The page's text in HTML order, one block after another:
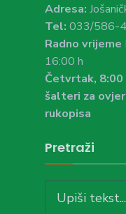
Adresa:
Tel: 033/586-
Radno vrijeme
16:00 h
Četvrtak, 8:00
šalteri za
rukopisa
Pretraži
for: